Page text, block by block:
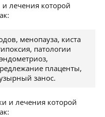
и лечения которой
менопауза, киста
патологии
плаценты,
занос.
и лечения которой